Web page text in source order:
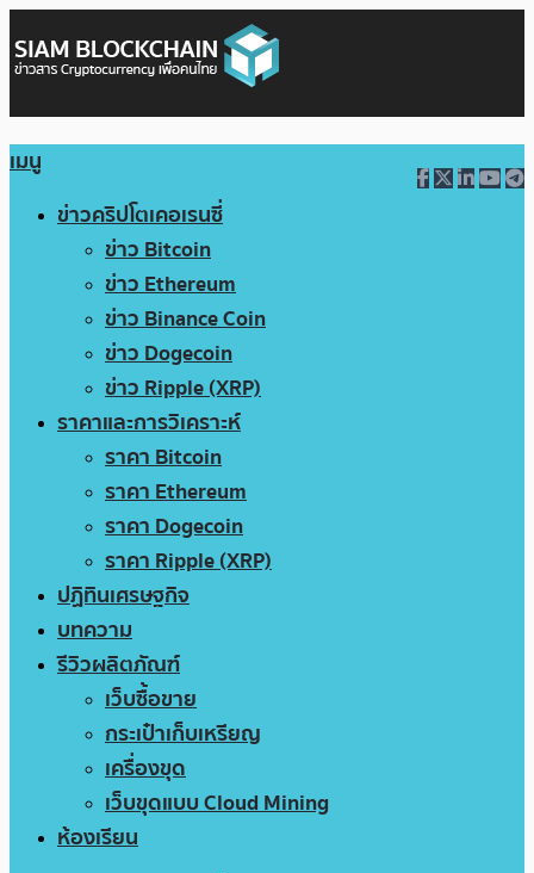
เมนู
ข่าวคริปโตเคอเรนซี่
ข่าว Bitcoin
ข่าว Ethereum
ข่าว Binance Coin
ข่าว Dogecoin
ข่าว Ripple (XRP)
ราคาและการวิเคราะห์
ราคา Bitcoin
ราคา Ethereum
ราคา Dogecoin
ราคา Ripple (XRP)
ปฏิทินเศรษฐกิจ
บทความ
รีวิวผลิตภัณฑ์
เว็บซื้อขาย
กระเป๋าเก็บเหรียญ
เครื่องขุด
เว็บขุดแบบ Cloud Mining
ห้องเรียน